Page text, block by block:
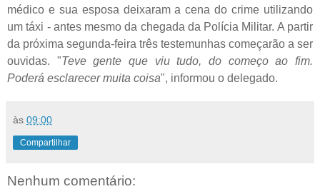
médico e sua esposa deixaram a cena do crime utilizando
um táxi - antes mesmo da chegada da Polícia Militar. A partir
da próxima segunda-feira três testemunhas começarão a ser
ouvidas. "Teve gente que viu tudo, do começo ao fim.
Poderá esclarecer muita coisa", informou o delegado.
às 09:00
Compartilhar
Nenhum comentário: